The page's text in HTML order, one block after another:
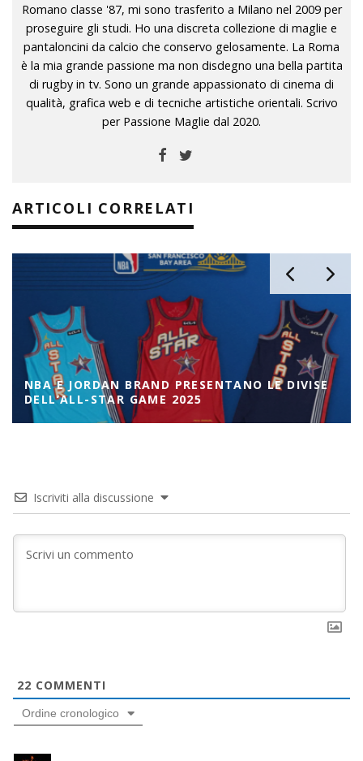
Romano classe '87, mi sono trasferito a Milano nel 2009 per
proseguire gli studi. Ho una discreta collezione di maglie e
pantaloncini da calcio che conservo gelosamente. La Roma
è la mia grande passione ma non disdegno una bella partita
di rugby in tv. Sono un grande appassionato di cinema di
qualità, grafica web e di tecniche artistiche orientali. Scrivo
per Passione Maglie dal 2020.
ARTICOLI CORRELATI
NBA E JORDAN BRAND PRESENTANO LE DIVISE
DELL’ALL-STAR GAME 2025
Iscriviti alla discussione
22 COMMENTI
Ordine cronologico